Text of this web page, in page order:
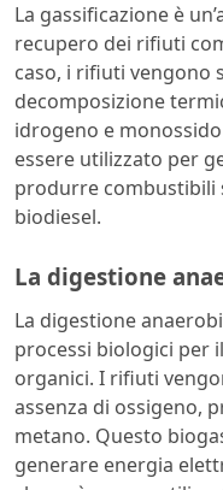
La gassificazione è
recupero dei rifiuti
caso, i rifiuti vengono
decomposizione
idrogeno e
essere utilizzato per
produrre combustibili
biodiesel.
La digestione
La digestione
processi biologici per
organici. I rifiuti
assenza di ossigeno,
metano. Questo
generare energia